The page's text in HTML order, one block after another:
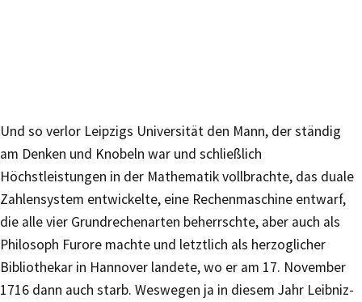
Und so verlor Leipzigs Universität den Mann, der ständig
am Denken und Knobeln war und schließlich
Höchstleistungen in der Mathematik vollbrachte, das duale
Zahlensystem entwickelte, eine Rechenmaschine entwarf,
die alle vier Grundrechenarten beherrschte, aber auch als
Philosoph Furore machte und letztlich als herzoglicher
Bibliothekar in Hannover landete, wo er am 17. November
1716 dann auch starb. Weswegen ja in diesem Jahr Leibniz-